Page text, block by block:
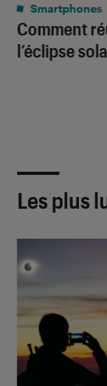
Comment
l’éclipse
Smartphones
Les plus